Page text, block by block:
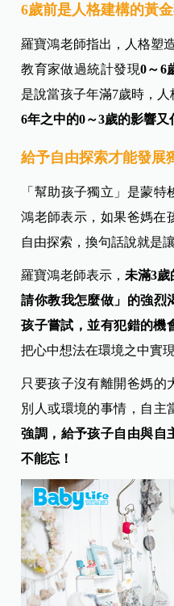
6歲前是人格建構的黃
羅寶鴻老師指出，人格塑
教育家做過統計發現0～6
是說當孩子年滿7歲時，人
6年之中的0～3歲的影響又
給予自由探索才能發展
「幫助孩子獨立」是蒙
鴻老師表示，如果爸媽在
自由探索，換句話說就是
羅寶鴻老師表示，未滿3歲
請你教我怎麼做」的強烈
孩子嘗試，並有犯錯的機
把心中想法在環境之中實現
只要孩子沒有離開爸媽的
別人或環境的事情，自主
強調，給予孩子自由與自
不能忘！